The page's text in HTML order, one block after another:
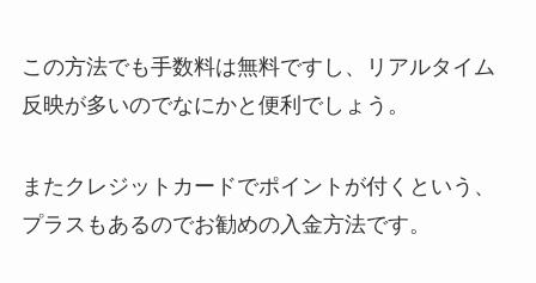
この方法でも手数料は無料ですし、リアルタイム
反映が多いのでなにかと便利でしょう。
またクレジットカードでポイントが付くという、
プラスもあるのでお勧めの入金方法です。